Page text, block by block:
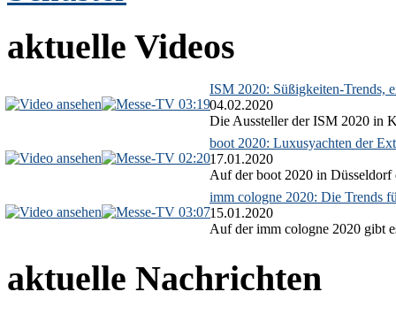
aktuelle Videos
03:19
ISM 2020: Süßigkeiten-Trends,
04.02.2020
Die Aussteller der ISM 2020 in
02:20
boot 2020: Luxusyachten der
17.01.2020
Auf der boot 2020 in Düsseldorf
03:07
imm cologne 2020: Die Trends
15.01.2020
Auf der imm cologne 2020 gibt
aktuelle Nachrichten